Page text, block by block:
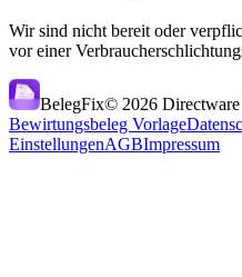
Wir sind nicht bereit oder
vor einer
BelegFix© 2026
Bewirtungsbeleg Vorlage
EinstellungenAGBImpressum